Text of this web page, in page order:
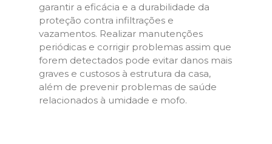
garantir a eficácia e a durabilidade da
proteção contra infiltrações e
vazamentos. Realizar manutenções
periódicas e corrigir problemas assim que
forem detectados pode evitar danos mais
graves e custosos à estrutura da casa,
além de prevenir problemas de saúde
relacionados à umidade e mofo.